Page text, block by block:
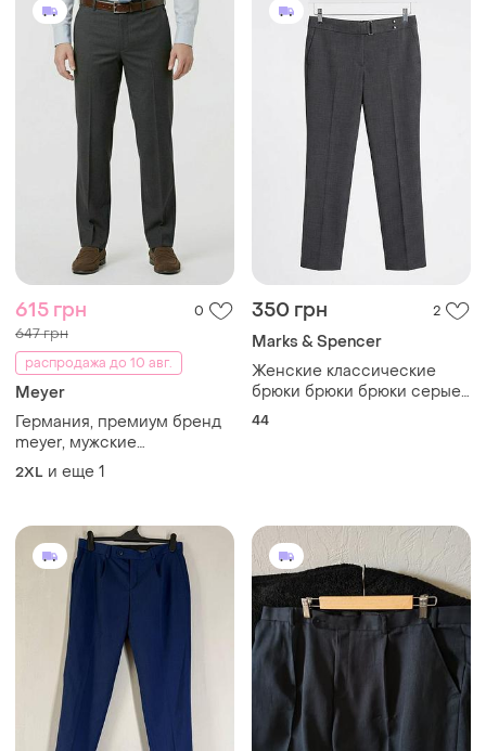
615 грн 0
647 грн
распродажа до 10 авг.
Meyer
Германия, премиум бренд
meyer, мужские
классические брюки, брюки
чинос томно оливкового
2XL и еще 1
350 грн 2
Marks & Spencer
Женские классические
брюки брюки брюки серые
новые marks &amp; spencer
44